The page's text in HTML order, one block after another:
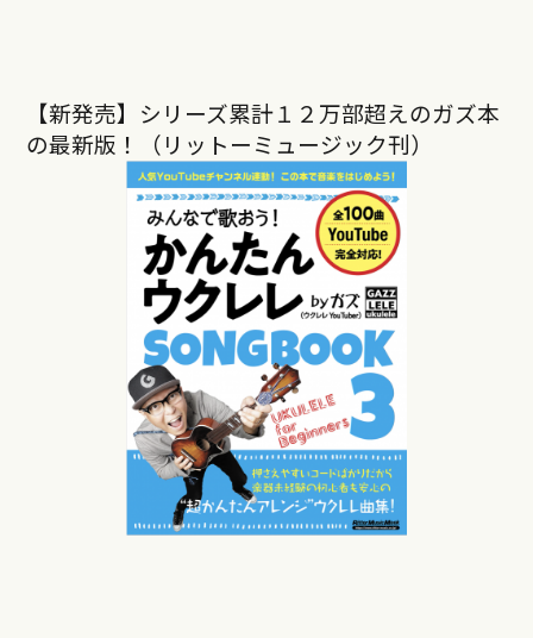
【新発売】シリーズ累計１２万部超えのガズ本
の最新版！（リットーミュージック刊）